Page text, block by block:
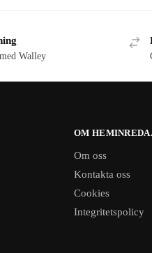
Walley
OM
Om oss
Kontakta oss
Cookies
Integritetspolicy